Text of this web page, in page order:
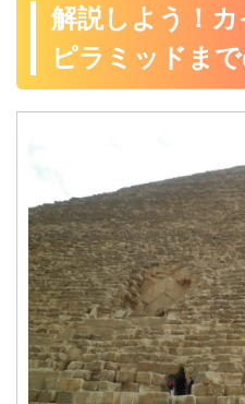
解説しよう！
ピラミッドま